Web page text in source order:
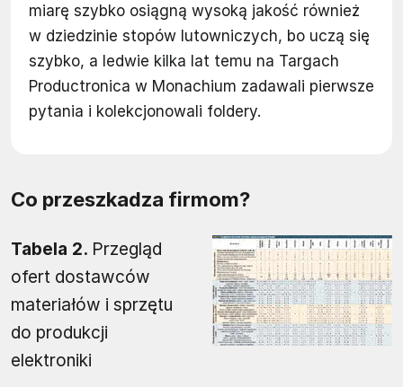
miarę szybko osiągną wysoką jakość również
w dziedzinie stopów lutowniczych, bo uczą się
szybko, a ledwie kilka lat temu na Targach
Productronica w Monachium zadawali pierwsze
pytania i kolekcjonowali foldery.
Co przeszkadza firmom?
Tabela 2. Przegląd
ofert dostawców
materiałów i sprzętu
do produkcji
elektroniki